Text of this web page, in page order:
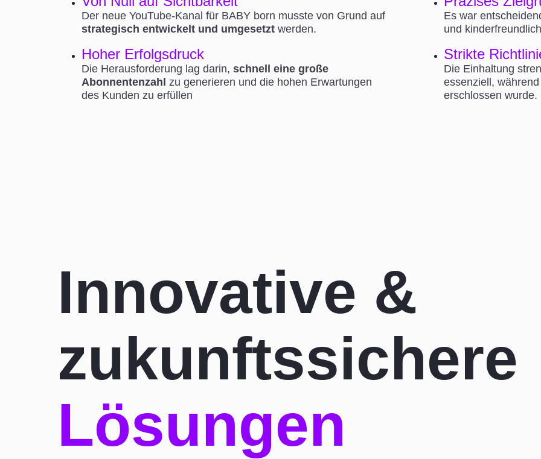
Der neue YouTube-Kanal für BABY born musste von Grund auf
strategisch entwickelt und umgesetzt werden.
Hoher Erfolgsdruck
Die Herausforderung lag darin,schnell eine große
Abonnentenzahl zu generieren und die hohen Erwartungen
des Kunden zu erfüllen
Es war
und
Strikte
Die Einhaltung
essenziell,
erschlossen wurde.
Innovative &
zukunftssichere
Lösungen